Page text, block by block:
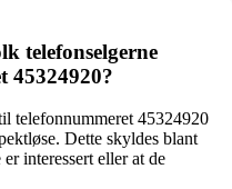
telefonselgerne
45324920?
telefonnummeret 45324920
Dette skyldes blant
interessert eller at de